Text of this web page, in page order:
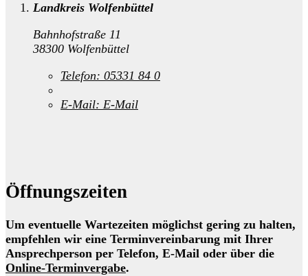
Landkreis Wolfenbüttel
Bahnhofstraße 11
38300 Wolfenbüttel
Telefon: 05331 84 0
E-Mail: E-Mail
Öffnungszeiten
Um eventuelle Wartezeiten möglichst gering zu halten,
empfehlen wir eine Terminvereinbarung mit Ihrer
Ansprechperson per Telefon, E-Mail oder über die
Online-Terminvergabe.